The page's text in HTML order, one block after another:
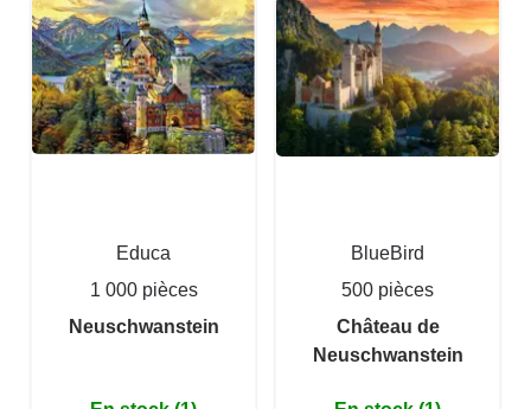
Educa
1 000 pièces
Neuschwanstein
BlueBird
500 pièces
Château de
Neuschwanstein